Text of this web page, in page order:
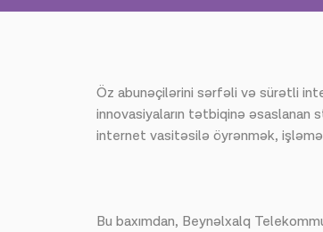
Öz abunəçilərini sərfəli və sürətli
innovasiyaların tətbiqinə əsaslanan
internet vasitəsilə öyrənmək,
Bu baxımdan, Beynəlxalq